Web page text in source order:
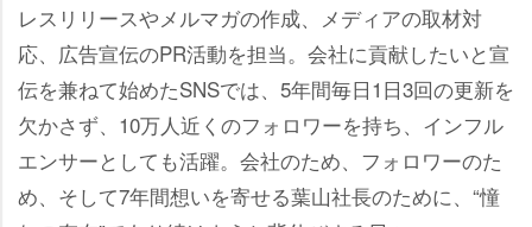
レスリリースやメルマガの作成、メディアの取材対
応、広告宣伝のPR活動を担当。会社に貢献したいと宣
伝を兼ねて始めたSNSでは、5年間毎日1日3回の更新を
欠かさず、10万人近くのフォロワーを持ち、インフル
エンサーとしても活躍。会社のため、フォロワーのた
め、そして7年間想いを寄せる葉山社長のために、“憧